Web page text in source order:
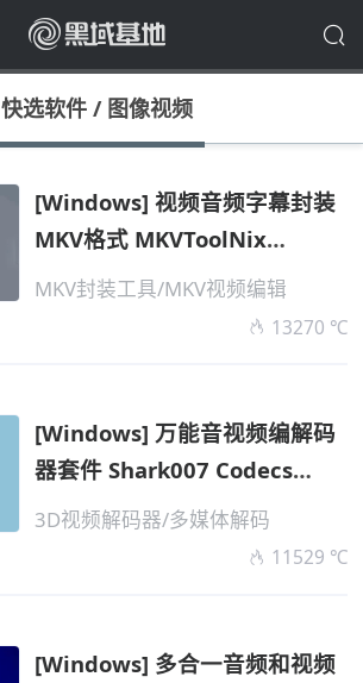
快选软件/ 图像视频
[Windows] 视频音频字幕封装
MKV格式 MKVToolNix
v97.0.55 便携版...
MKV封装工具/MKV视频编辑
13270 ℃
[Windows] 万能音视频编解码
器套件 Shark007 Codecs
v20.2.7 便携...
3D视频解码器/多媒体解码
11529 ℃
[Windows] 多合一音频和视频